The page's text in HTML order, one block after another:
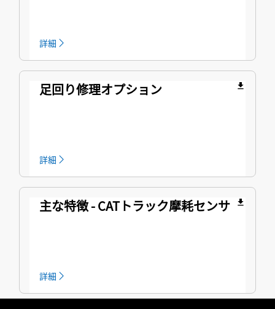
詳細
足回り修理オプション file_download
詳細
主な特徴 - CATトラック摩耗センサ file_download
詳細